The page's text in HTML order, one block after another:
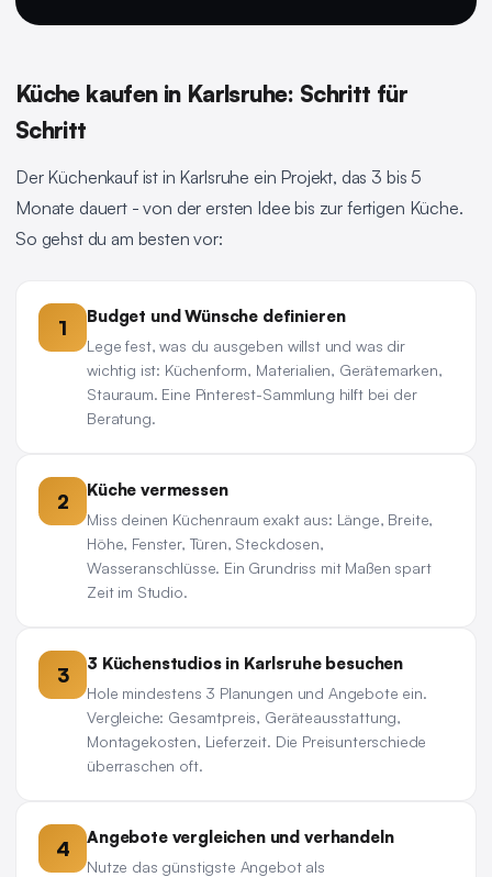
Küche kaufen in Karlsruhe: Schritt für
Schritt
Der Küchenkauf ist in Karlsruhe ein Projekt, das 3 bis 5
Monate dauert - von der ersten Idee bis zur fertigen Küche.
So gehst du am besten vor:
1 Budget und Wünsche definieren
Lege fest, was du ausgeben willst und was dir
wichtig ist: Küchenform, Materialien, Gerätemarken,
Stauraum. Eine Pinterest-Sammlung hilft bei der
Beratung.
2 Küche vermessen
Miss deinen Küchenraum exakt aus: Länge, Breite,
Höhe, Fenster, Türen, Steckdosen,
Wasseranschlüsse. Ein Grundriss mit Maßen spart
Zeit im Studio.
3 3 Küchenstudios in Karlsruhe besuchen
Hole mindestens 3 Planungen und Angebote ein.
Vergleiche: Gesamtpreis, Geräteausstattung,
Montagekosten, Lieferzeit. Die Preisunterschiede
überraschen oft.
4 Angebote vergleichen und verhandeln
Nutze das günstigste Angebot als